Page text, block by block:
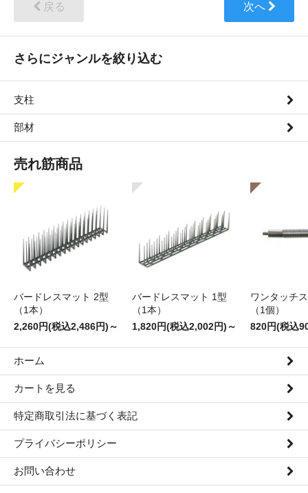
戻る 次へ
さらにジャンルを絞り込む
支柱
部材
売れ筋商品
バードレスマット 2型
（1本）
2,260円(税込2,486円)～
バードレスマット 1型
（1本）
1,820円(税込2,002円)～
ワンタッチ
（1個）
820円(税込
ホーム
カートを見る
特定商取引法に基づく表記
プライバシーポリシー
お問い合わせ